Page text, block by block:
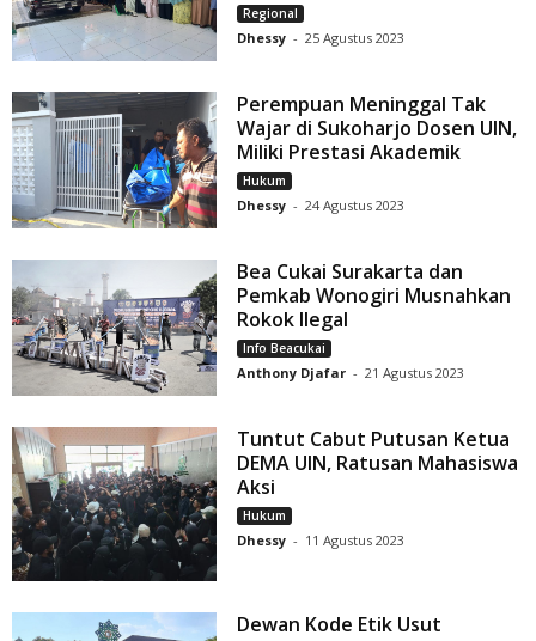
Regional
Dhessy - 25 Agustus 2023
Perempuan Meninggal Tak
Wajar di Sukoharjo Dosen UIN,
Miliki Prestasi Akademik
Hukum
Dhessy - 24 Agustus 2023
Bea Cukai Surakarta dan
Pemkab Wonogiri Musnahkan
Rokok Ilegal
Info Beacukai
Anthony Djafar - 21 Agustus 2023
Tuntut Cabut Putusan Ketua
DEMA UIN, Ratusan Mahasiswa
Aksi
Hukum
Dhessy - 11 Agustus 2023
Dewan Kode Etik Usut